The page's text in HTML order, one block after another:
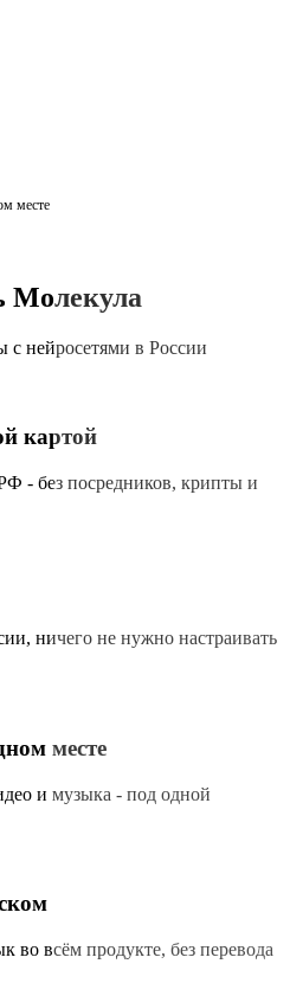
месте
Молекула
с нейросетями в России
картой
- без посредников, крипты и
ничего не нужно настраивать
месте
и музыка - под одной
во всём продукте, без перевода